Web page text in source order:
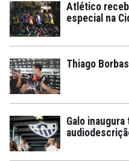
Atlético
especial na
Thiago
Galo